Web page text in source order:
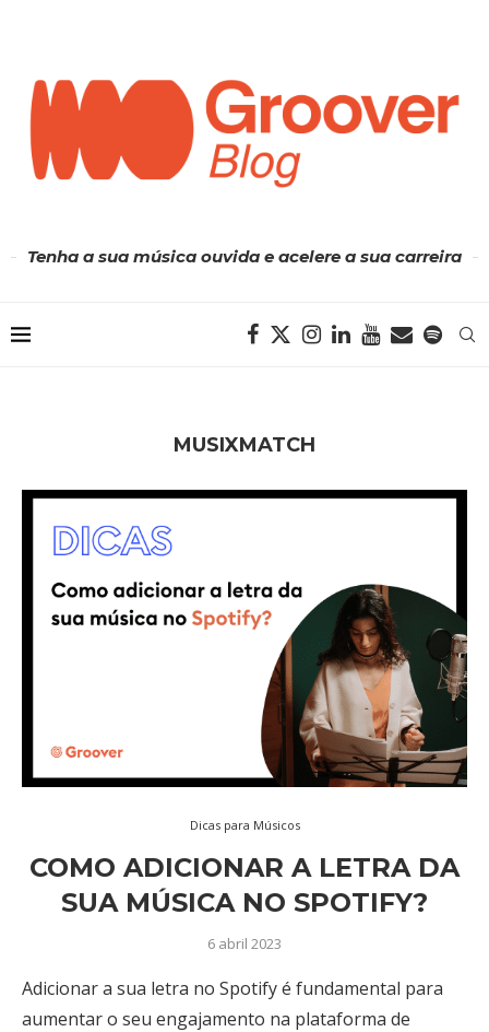
Tenha a sua música ouvida e acelere a sua carreira
MUSIXMATCH
Dicas para Músicos
COMO ADICIONAR A LETRA DA
SUA MÚSICA NO SPOTIFY?
6 abril 2023
Adicionar a sua letra no Spotify é fundamental para
aumentar o seu engajamento na plataforma de